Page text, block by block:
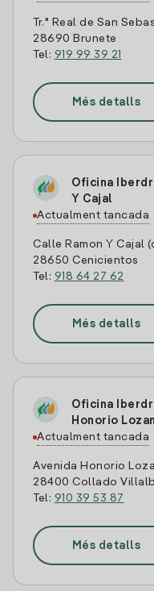
Tr.ª Real de San
28690 Brunete
Tel: 919 99 39 21
Més detalls
Oficina
Y Cajal
Actualment tancada
Calle Ramon Y Cajal
28650 Cenicientos
Tel: 918 64 27 62
Més detalls
Oficina
Honorio
Actualment tancada
Avenida Honorio
28400 Collado
Tel: 910 39 53 87
Més detalls